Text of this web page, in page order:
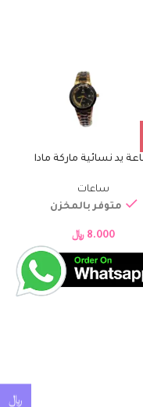
ساعة يد نسائية ماركة مادا
ساعات
متوفر بالمخزن
8.000 ﷼
﷼